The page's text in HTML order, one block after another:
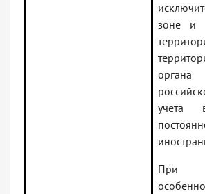
зоне и
органа
учета
При